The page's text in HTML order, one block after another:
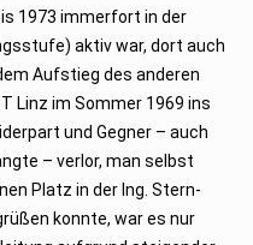
1973 immerfort in der
aktiv war, dort auch
Aufstieg des anderen
Linz im Sommer 1969 ins
und Gegner – auch
– verlor, man selbst
Platz in der Ing. Stern-
konnte, war es nur